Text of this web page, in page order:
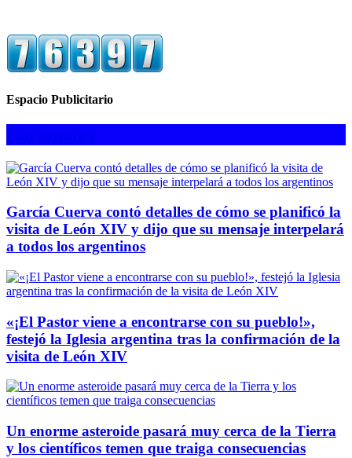
Espacio Publicitario
García Cuerva contó detalles de cómo se planificó la
visita de León XIV y dijo que su mensaje interpelará
a todos los argentinos
«¡El Pastor viene a encontrarse con su pueblo!»,
festejó la Iglesia argentina tras la confirmación de la
visita de León XIV
Un enorme asteroide pasará muy cerca de la Tierra
y los científicos temen que traiga consecuencias